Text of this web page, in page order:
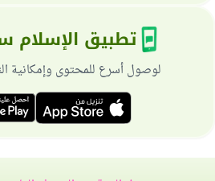
تطبيق الإسلام
لوصول أسرع للمحتوى وإمكانية